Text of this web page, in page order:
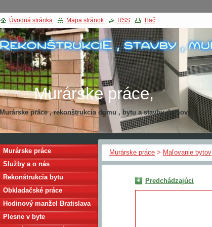
Murárske práce,
Rekonštrukcia domu
Murárske práce , rekonštrukcia domu , bytu a stavby domov
Murárske práce > Maľovanie bytov
Predchádzajúci
Murárske práce
Služby a o nás
Rekonštrukcia bytu
Obkladačské práce
Hodinový manžel Bratislava
Plesne v byte
Úvodná stránka Mapa stránok RSS Tlač